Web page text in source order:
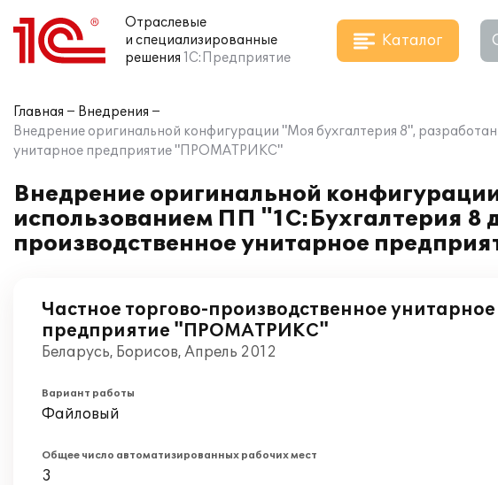
Отраслевые
и специализированные
решения 1С:Предприятие
Каталог
Главная
Внедрения
Внедрение оригинальной конфигурации "Моя бухгалтерия 8",
унитарное предприятие "ПРОМАТРИКС"
Внедрение оригинальной
использованием ПП "1С:Бухгалтерия 8
производственное унитарное
Частное торгово-производственное унитарное
предприятие "ПРОМАТРИКС"
Беларусь, Борисов, Апрель 2012
Вариант работы
Файловый
Общее число автоматизированных рабочих мест
3